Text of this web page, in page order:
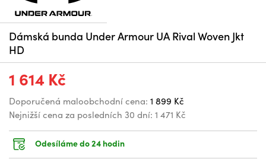
Dámská bunda Under Armour UA Rival Woven Jkt
HD
1 614 Kč
Doporučená maloobchodní cena: 1 899 Kč
Nejnižší cena za posledních 30 dní: 1 471 Kč
Odesíláme do 24 hodin